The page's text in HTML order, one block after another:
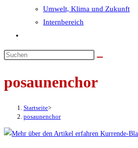
Umwelt, Klima und Zukunft
Internbereich
umschalten
posaunenchor
Startseite>
posaunenchor